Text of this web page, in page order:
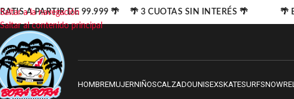
Saltar a la navegación
Saltar al contenido principal
HOMBREMUJERNIÑOSCALZADOUNISEXSKATESURFSNOW
A PARTIR DE 99.999 🌴 🌴 3 CUOTAS SIN INTERÉS 🌴 🌴